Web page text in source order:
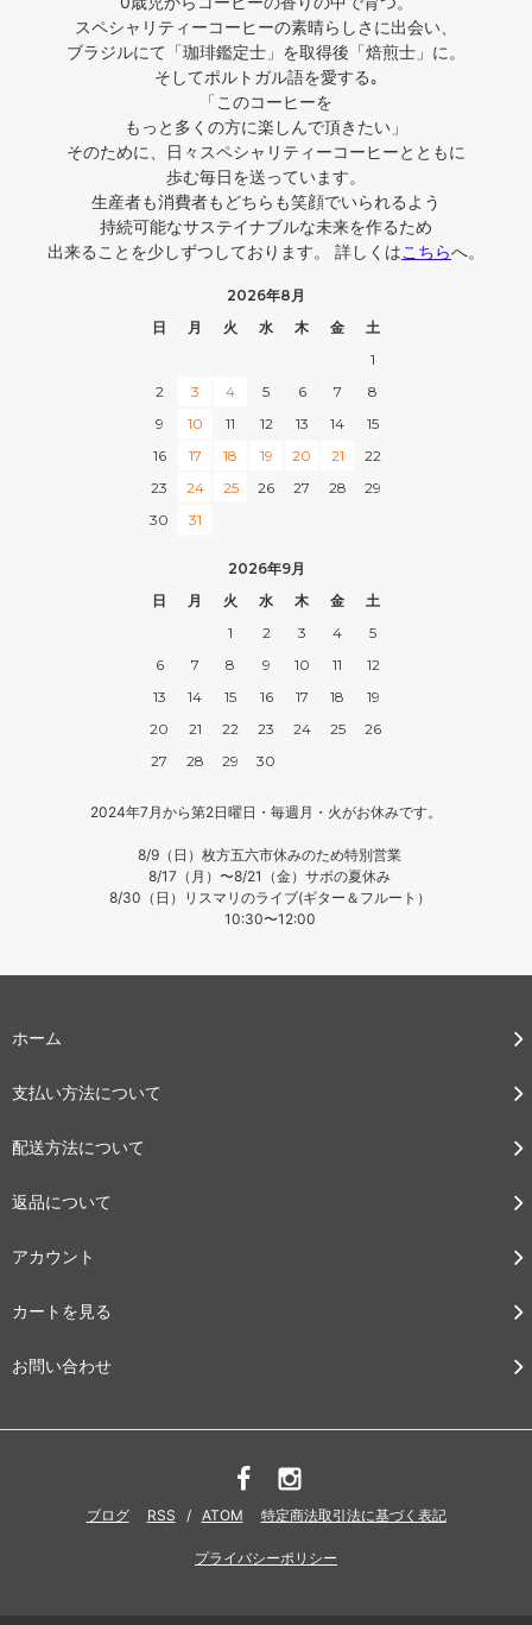
スペシャリティーコーヒーの素晴らしさに出会い、
ブラジルにて「珈琲鑑定士」を取得後「焙煎士」に。
そしてポルトガル語を愛する｡
「このコーヒーを
もっと多くの方に楽しんで頂きたい」
そのために、日々スペシャリティーコーヒーとともに
歩む毎日を送っています。
生産者も消費者もどちらも笑顔でいられるよう
持続可能なサステイナブルな未来を作るため
出来ることを少しずつしております。 詳しくはこちらへ。
2026年8月
日
月 火 水 木 金
土
1
2
3 4 5 6 7
8
9
10 11 12 13 14
15
16
17 18 19 20 21
22
23
24 25 26 27 28
29
30
31
2026年9月
日
月 火 水 木 金
土
1
2 3 4
5
6
7 8 9 10 11
12
13
14 15 16 17 18
19
20
21 22 23 24 25
26
27
28 29 30
2024年7月から第2日曜日・毎週月・火がお休みです。
8/9（日）枚方五六市休みのため特別営業
8/17（月）〜8/21（金）サボの夏休み
8/30（日）リスマリのライブ(ギター＆フルート）
10:30〜12:00
ホーム
支払い方法について
配送方法について
返品について
アカウント
カートを見る
お問い合わせ
ブログ RSS / ATOM 特定商法取引法に基づく表記
プライバシーポリシー